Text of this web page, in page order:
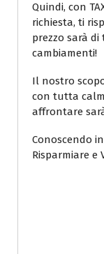
Quindi, con
richiesta, ti
prezzo sarà
cambiamenti!
Il nostro
con tutta
affrontare
Conoscendo
Risparmiare e